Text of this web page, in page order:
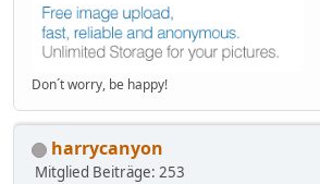
Don´t worry, be happy!
harrycanyon
Mitglied Beiträge: 253